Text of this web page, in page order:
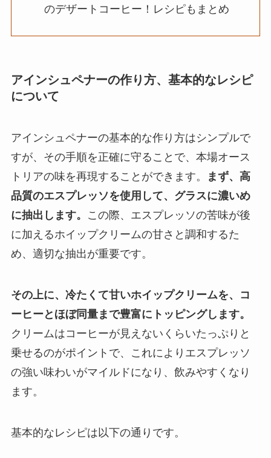
のデザートコーヒー！レシピもまとめ
アインシュペナーの作り方、基本的なレシピ
について
アインシュペナーの基本的な作り方はシンプルで
すが、その手順を正確に守ることで、本場オース
トリアの味を再現することができます。
まず、高
品質のエスプレッソを使用して、グラスに濃いめ
に抽出します。
この際、エスプレッソの苦味が後
に加えるホイップクリームの甘さと調和するた
め、適切な抽出が重要です。
その上に、冷たくて甘いホイップクリームを、コ
ーヒーとほぼ同量まで豊富にトッピングします。
クリームはコーヒーが見えないくらいたっぷりと
乗せるのがポイントで、これによりエスプレッソ
の強い味わいがマイルドになり、飲みやすくなり
ます。
基本的なレシピは以下の通りです。